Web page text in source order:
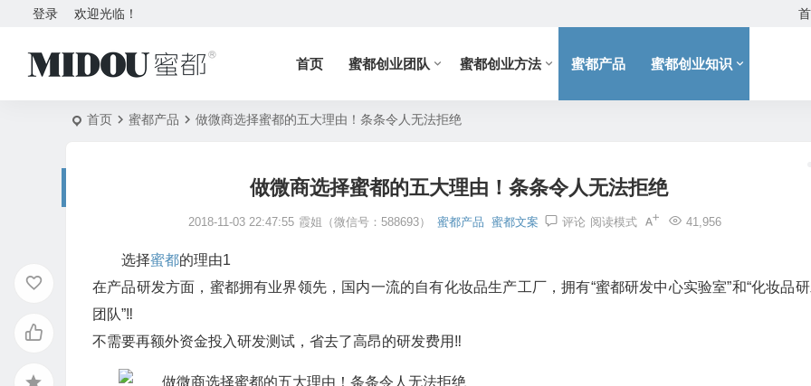
欢迎光临！
登录
首页 蜜都创业团队 蜜都创业方法 蜜都产品 蜜都创业知识
首页 蜜都产品 做微商选择蜜都的五大理由！条条令人无法拒绝
做微商选择蜜都的五大理由！条条令人无法拒绝
2018-11-03 22:47:55 霞姐（微信号：588693） 蜜都产品 蜜都文案 评论 41,956
阅读模式
选择蜜都的理由1
在产品研发方面，蜜都拥有业界领先，国内一流的自有化妆品生产工厂，拥有“蜜都研发中心实验室”和“化妆品
团队”‼️
不需要再额外资金投入研发测试，省去了高昂的研发费用‼️​​​​​